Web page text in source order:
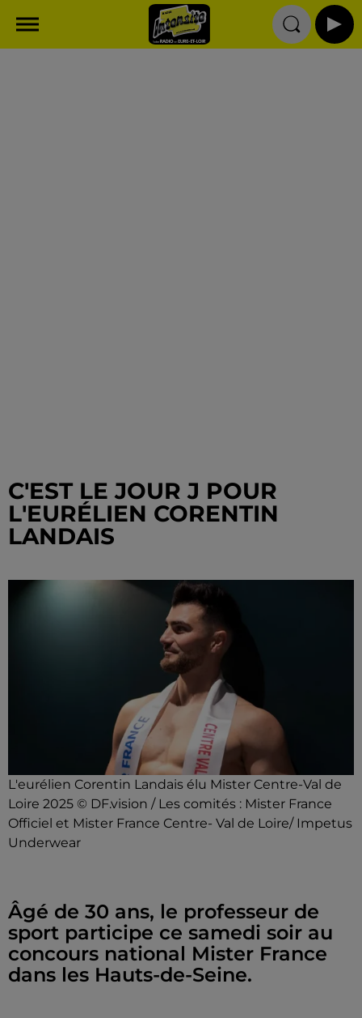
C'EST LE JOUR J POUR
L'EURÉLIEN CORENTIN
LANDAIS
L'eurélien Corentin Landais élu Mister Centre-Val de
Loire 2025 © DF.vision / Les comités : Mister France
Officiel et Mister France Centre- Val de Loire/ Impetus
Underwear
Âgé de 30 ans, le professeur de
sport participe ce samedi soir au
concours national Mister France
dans les Hauts-de-Seine.